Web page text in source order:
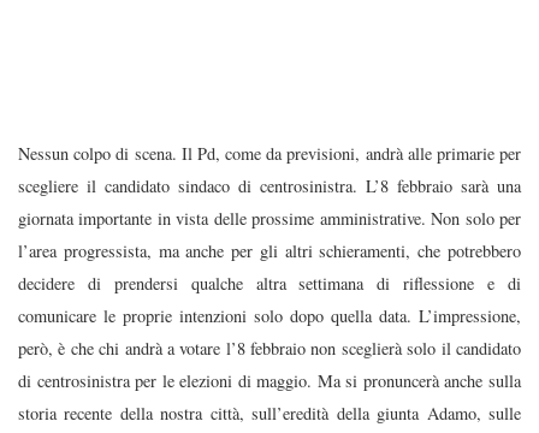
Nessun colpo di scena. Il Pd, come da previsioni, andrà alle primarie per
scegliere il candidato sindaco di centrosinistra. L’8 febbraio sarà una
giornata importante in vista delle prossime amministrative. Non solo per
l’area progressista, ma anche per gli altri schieramenti, che potrebbero
decidere di prendersi qualche altra settimana di riflessione e di
comunicare le proprie intenzioni solo dopo quella data. L’impressione,
però, è che chi andrà a votare l’8 febbraio non sceglierà solo il candidato
di centrosinistra per le elezioni di maggio. Ma si pronuncerà anche sulla
storia recente della nostra città, sull’eredità della giunta Adamo, sulle